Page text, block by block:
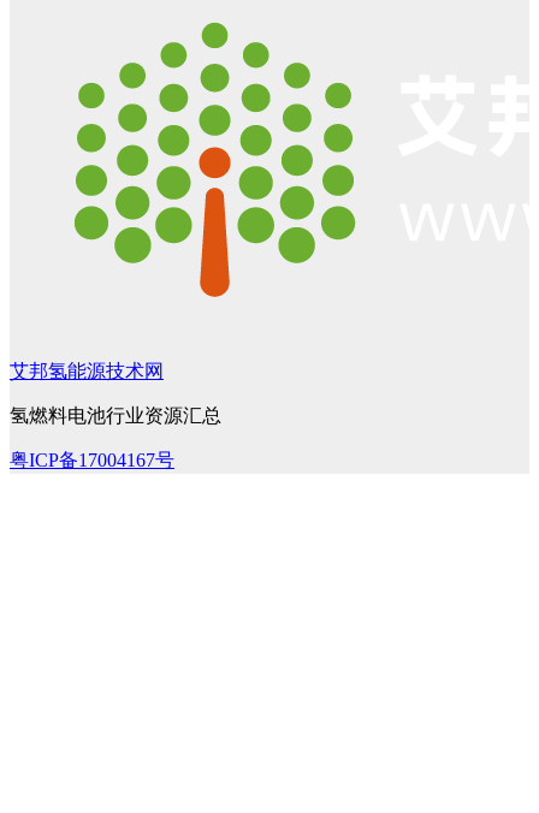
艾邦氢能源技术网
氢燃料电池行业资源汇总
粤ICP备17004167号